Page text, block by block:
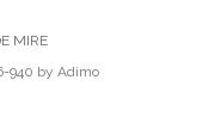
MIRE
940 by Adimo